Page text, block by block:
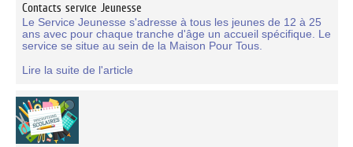
Contacts service Jeunesse
Le Service Jeunesse s'adresse à tous les jeunes de 12 à 25
ans avec pour chaque tranche d'âge un accueil spécifique. Le
service se situe au sein de la Maison Pour Tous.
Lire la suite de l'article